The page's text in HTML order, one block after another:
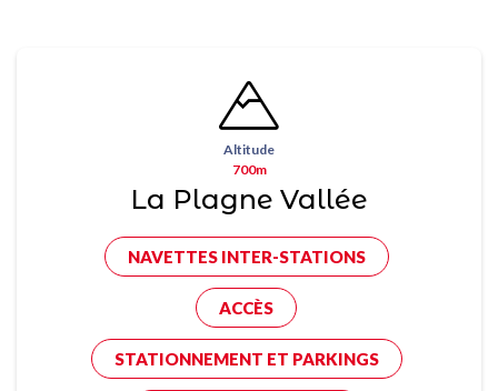
Altitude
700m
La Plagne Vallée
NAVETTES INTER-STATIONS
ACCÈS
STATIONNEMENT ET PARKINGS